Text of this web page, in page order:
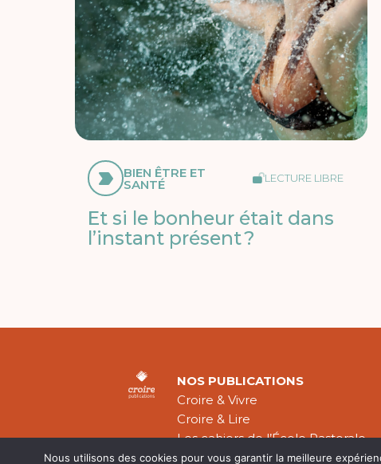
BIEN ÊTRE ET
SANTÉ LECTURE LIBRE
Et si le bonheur était dans
l’instant présent ?
NOS PUBLICATIONS
Croire & Vivre
Croire & Lire
Les cahiers de l’École Pastorale
Théologie Évangélique
Nous utilisons des cookies pour vous garantir la meilleure